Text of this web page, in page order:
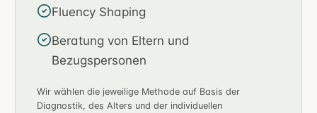
Fluency Shaping
Beratung von Eltern und
Bezugspersonen
Wir wählen die jeweilige Methode auf Basis der
Diagnostik, des Alters und der individuellen